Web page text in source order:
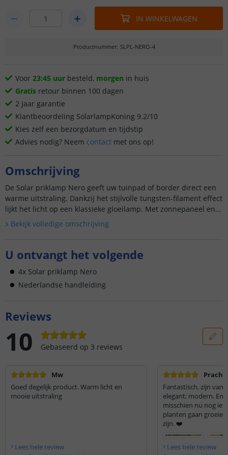
IN WINKELWAGEN
Productnummer: SLPL-NERO-4
Voor 23:45 uur besteld, morgen in huis
Gratis retour binnen 100 dagen
2 jaar garantie
Klantbeoordeling SolarlampKoning 9.2/10
Kies zelf een bezorgdatum en tijdstip
Advies nodig? Neem contact met ons op!
Omschrijving
De Solar priklamp Nero geeft uw tuinpad of border direct een
warme uitstraling. Dankzij het stijlvolle tungsten-filament effect
lijkt het licht op een klassieke gloeilamp. Met zonnepaneel en
gron...
Bekijk volledige omschrijving
U ontvangt het volgende
4x Solar priklamp Nero
Nederlandse handleiding
Reviews
10 Gebaseerd op 3 reviews
Mw
Goed degelijk product. Warm licht en
mooie uitstraling
Lees hele review
Fantastisch, zijn van
elegant; modern. En
misschien nu nog
planten gaan
zijn. ❤️
Lees hele review